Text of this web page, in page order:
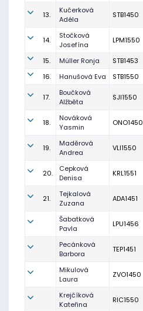
13.
Kučerková
Adéla
STB1450
14.
Stočková
Josefína
LPM1550
15. Müller Ronja STB1453
16.
Hanušová Eva STB1550
17.
Boučková
Alžběta
SJI1550
18.
Nováková
Yasmin
ONO1450
19.
Maděrová
Andrea
VLI1550
20.
Cepková
Denisa
KRL1551
21.
Tejkalová
Zuzana
ADA1451
Šabatková
Pavla
LPU1456
Pecánková
Barbora
TEP1451
Mikulová
Laura
ZVO1450
Krejčíková
Kateřina
RIC1550